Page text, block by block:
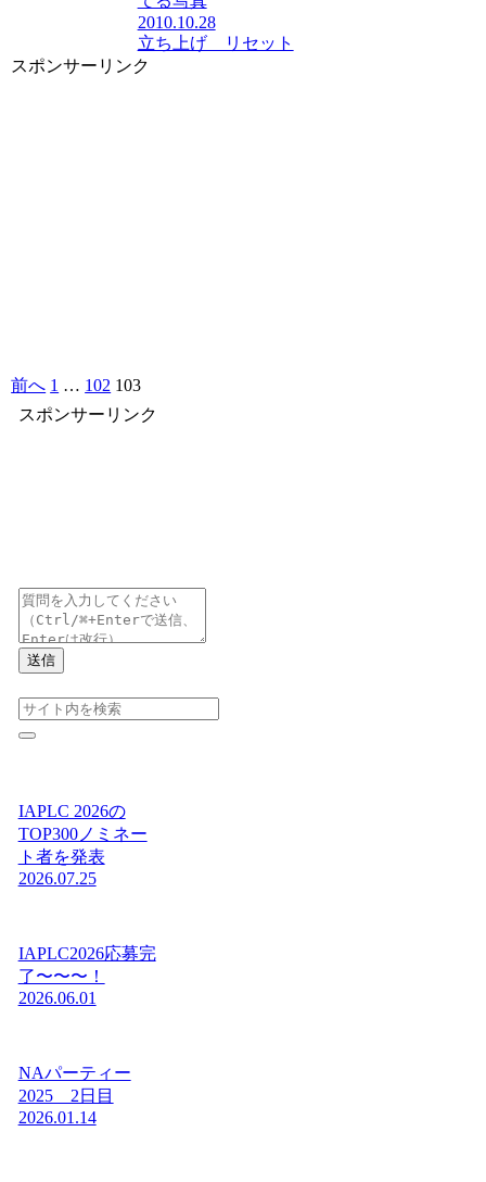
2010.10.28
立ち上げ リセット
スポンサーリンク
前へ 1 … 102 103
スポンサーリンク
送信
IAPLC 2026の
TOP300ノミネー
ト者を発表
2026.07.25
IAPLC2026応募完
了〜〜〜！
2026.06.01
NAパーティー
2025 2日目
2026.01.14